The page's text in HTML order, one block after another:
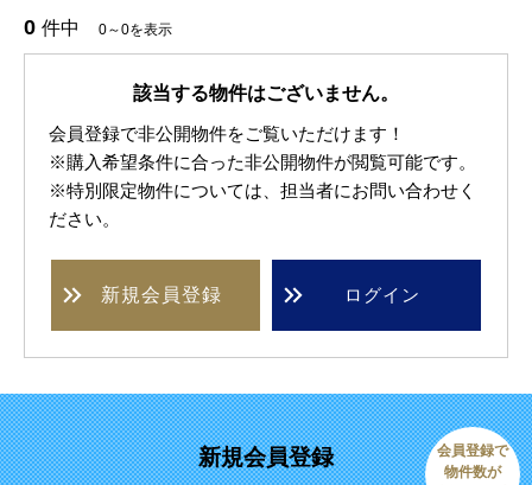
0 件中 0～0を表示
該当する物件はございません。
会員登録で非公開物件をご覧いただけます！
※購入希望条件に合った非公開物件が閲覧可能です。
※特別限定物件については、担当者にお問い合わせく
ださい。
新規会員登録 ログイン
新規会員登録
会員登録で
物件数が